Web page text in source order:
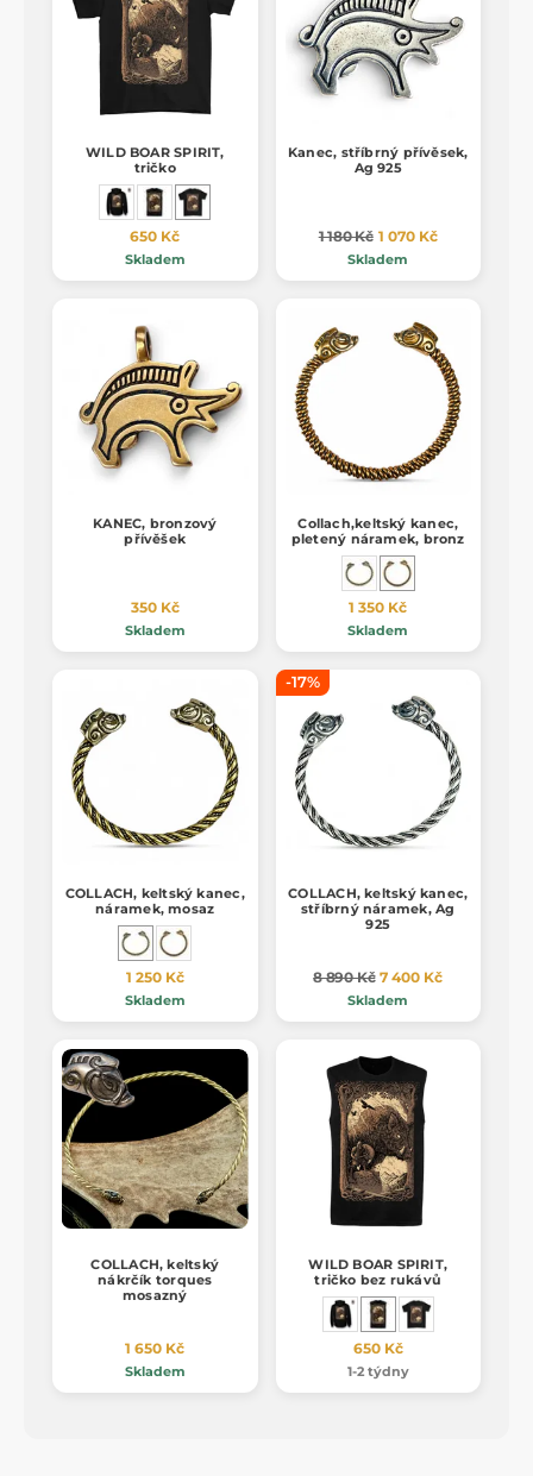
WILD BOAR SPIRIT,
tričko
650 Kč
Skladem
Kanec, stříbrný přívěsek,
Ag 925
1 180 Kč 1 070 Kč
Skladem
KANEC, bronzový
přívěšek
350 Kč
Skladem
Collach,keltský kanec,
pletený náramek, bronz
1 350 Kč
Skladem
COLLACH, keltský kanec,
náramek, mosaz
1 250 Kč
Skladem
-17%
COLLACH, keltský kanec,
stříbrný náramek, Ag
925
8 890 Kč 7 400 Kč
Skladem
COLLACH, keltský
nákrčík torques
mosazný
1 650 Kč
Skladem
WILD BOAR SPIRIT,
tričko bez rukávů
650 Kč
1-2 týdny